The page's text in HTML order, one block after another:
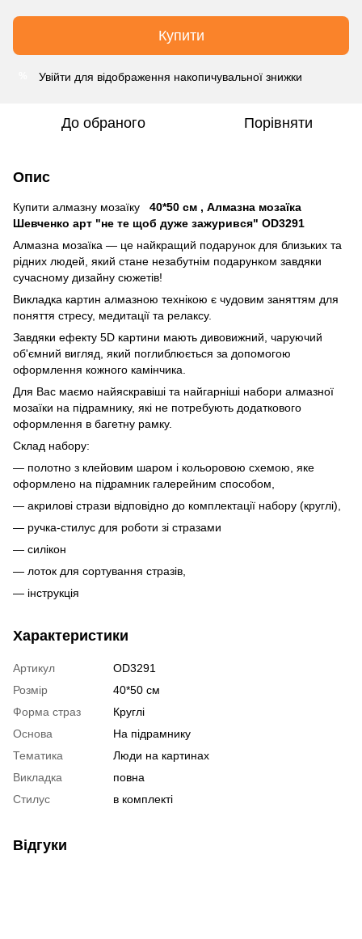
Купити
Увійти для відображення накопичувальної знижки
До обраного Порівняти
Опис
Купити алмазну мозаїку 40*50 см , Алмазна мозаїка
Шевченко арт "не те щоб дуже зажурився" OD3291
Алмазна мозаїка — це найкращий подарунок для близьких та
рідних людей, який стане незабутнім подарунком завдяки
сучасному дизайну сюжетів!
Викладка картин алмазною технікою є чудовим заняттям для
поняття стресу, медитації та релаксу.
Завдяки ефекту 5D картини мають дивовижний, чаруючий
об'ємний вигляд, який поглиблюється за допомогою
оформлення кожного камінчика.
Для Вас маємо найяскравіші та найгарніші набори алмазної
мозаїки на підрамнику, які не потребують додаткового
оформлення в багетну рамку.
Склад набору:
— полотно з клейовим шаром і кольоровою схемою, яке
оформлено на підрамник галерейним способом,
— акрилові стрази відповідно до комплектації набору (круглі),
— ручка-стилус для роботи зі стразами
— силікон
— лоток для сортування стразів,
— інструкція
Характеристики
Артикул
OD3291
Розмір
40*50 см
Форма страз
Круглі
Основа
На підрамнику
Тематика
Люди на картинах
Викладка
повна
Стилус
в комплекті
Відгуки